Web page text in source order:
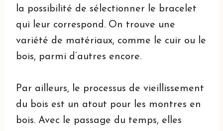
la possibilité de sélectionner le bracelet
qui leur correspond. On trouve une
variété de matériaux, comme le cuir ou le
bois, parmi d’autres encore.
Par ailleurs, le processus de vieillissement
du bois est un atout pour les montres en
bois. Avec le passage du temps, elles